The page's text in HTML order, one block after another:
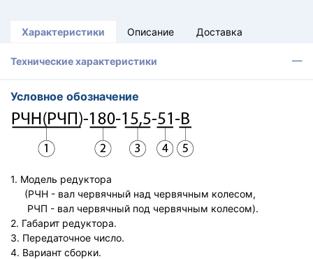
Характеристики Описание Доставка
Технические характеристики
Условное обозначение
1. Модель редуктора
(РЧН - вал червячный над червячным колесом,
РЧП - вал червячный под червячным колесом).
2. Габарит редуктора.
3. Передаточное число.
4. Вариант сборки.